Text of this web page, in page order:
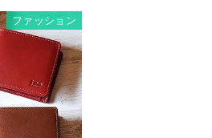
ファッション